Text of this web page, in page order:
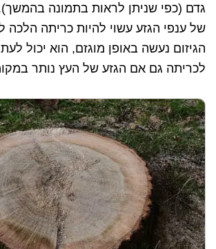
גדם (כפי שניתן לראות בתמונה בהמשך).
של ענפי הגזע עשוי להיות כריתה
הגיזום נעשה באופן מוגזם, הוא יכול
לכריתה גם אם הגזע של העץ נותר